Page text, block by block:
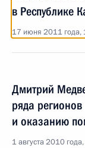
в Республике
17 июня 2011 года,
Дмитрий
ряда
и оказанию
1 августа 2010